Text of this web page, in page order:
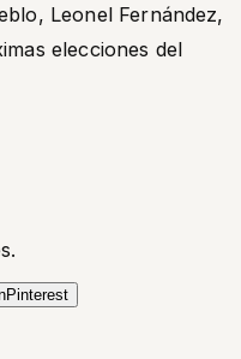
Leonel Fernández,
elecciones del
Pinterest